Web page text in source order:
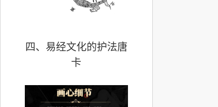
四、易经文化的护法唐
卡